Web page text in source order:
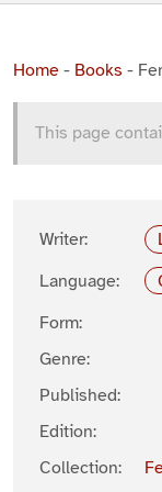
Home - Books -
This page
Writer:
Language:
Form:
Genre:
Published:
Edition:
Collection: